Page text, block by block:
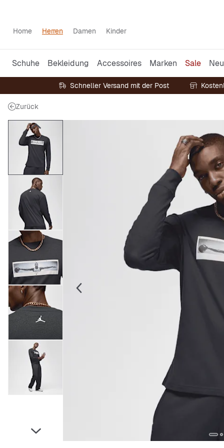
Home Herren Damen Kinder
Schuhe Bekleidung Accessoires Marken Sale Neu
Schneller Versand mit der Post
Zurück